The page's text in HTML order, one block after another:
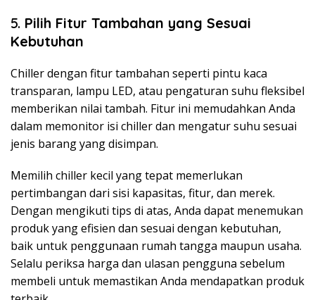
5. Pilih Fitur Tambahan yang Sesuai
Kebutuhan
Chiller dengan fitur tambahan seperti pintu kaca
transparan, lampu LED, atau pengaturan suhu fleksibel
memberikan nilai tambah. Fitur ini memudahkan Anda
dalam memonitor isi chiller dan mengatur suhu sesuai
jenis barang yang disimpan.
Memilih chiller kecil yang tepat memerlukan
pertimbangan dari sisi kapasitas, fitur, dan merek.
Dengan mengikuti tips di atas, Anda dapat menemukan
produk yang efisien dan sesuai dengan kebutuhan,
baik untuk penggunaan rumah tangga maupun usaha.
Selalu periksa harga dan ulasan pengguna sebelum
membeli untuk memastikan Anda mendapatkan produk